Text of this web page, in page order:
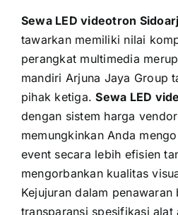
Sewa LED videotron
tawarkan memiliki nilai
perangkat multimedia
mandiri Arjuna Jaya Group
pihak ketiga.Sewa LED
dengan sistem harga
memungkinkan Anda
event secara lebih efisien
mengorbankan kualitas
Kejujuran dalam penawaran
transparansi spesifikasi alat